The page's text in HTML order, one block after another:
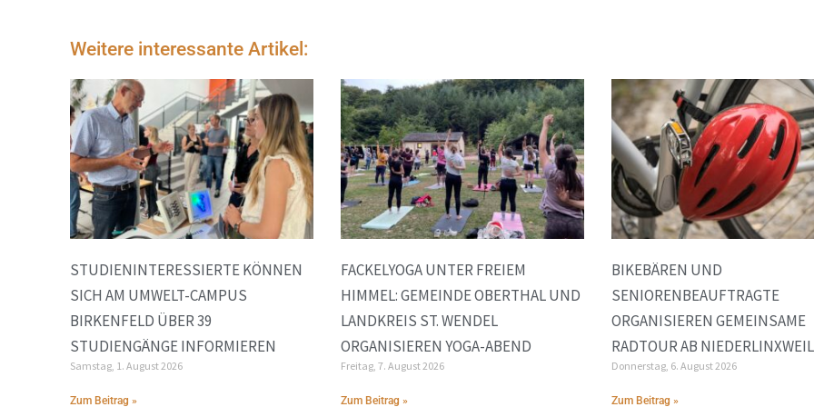
Weitere interessante Artikel:
STUDIENINTERESSIERTE KÖNNEN
SICH AM UMWELT-CAMPUS
BIRKENFELD ÜBER 39
STUDIENGÄNGE INFORMIEREN
Samstag, 1. August 2026
Zum Beitrag »
FACKELYOGA UNTER FREIEM
HIMMEL: GEMEINDE OBERTHAL UND
LANDKREIS ST. WENDEL
ORGANISIEREN YOGA-ABEND
Freitag, 7. August 2026
Zum Beitrag »
BIKEBÄREN UND
SENIORENBEAUFTRAGTE
ORGANISIEREN GEMEINSAME
RADTOUR AB
Donnerstag, 6. August 2026
Zum Beitrag »